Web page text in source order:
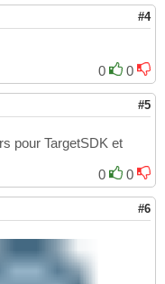
#4
0
0
#5
pour TargetSDK et
0
0
#6